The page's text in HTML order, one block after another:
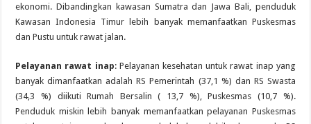
ekonomi. Dibandingkan kawasan Sumatra dan Jawa Bali, penduduk
Kawasan Indonesia Timur lebih banyak memanfaatkan Puskesmas
dan Pustu untuk rawat jalan.
Pelayanan rawat inap: Pelayanan kesehatan untuk rawat inap yang
banyak dimanfaatkan adalah RS Pemerintah (37,1 %) dan RS Swasta
(34,3 %) diikuti Rumah Bersalin ( 13,7 %), Puskesmas (10,7 %).
Penduduk miskin lebih banyak memanfaatkan pelayanan Puskesmas